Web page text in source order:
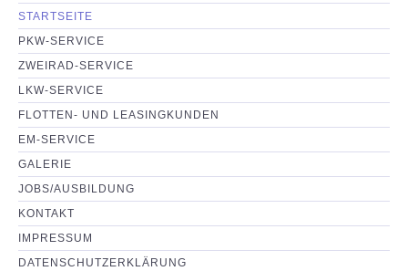
STARTSEITE
PKW-SERVICE
ZWEIRAD-SERVICE
LKW-SERVICE
FLOTTEN- UND LEASINGKUNDEN
EM-SERVICE
GALERIE
JOBS/AUSBILDUNG
KONTAKT
IMPRESSUM
DATENSCHUTZERKLÄRUNG